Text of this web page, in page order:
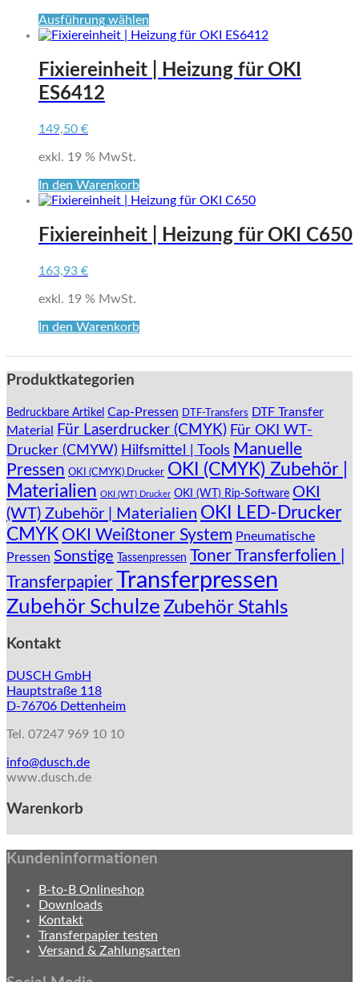
auf
der
Produktseite
gewählt
werden
Ausführung wählen
Produkt
mehrere
Varianten
gewählt
Fixiereinheit | Heizung für OKI
ES6412
149,50 €
exkl. 19 % MwSt.
In den Warenkorb
Fixiereinheit | Heizung für OKI C650
163,93 €
exkl. 19 % MwSt.
In den Warenkorb
Produktkategorien
Bedruckbare Artikel Cap-Pressen DTF-Transfers
DTF Transfer
Material
Für Laserdrucker (CMYK) Für OKI WT-
Drucker (CMYW) Hilfsmittel | Tools Manuelle
Pressen OKI (CMYK) Drucker OKI (CMYK) Zubehör |
Materialien OKI (WT) Drucker OKI (WT) Rip-Software OKI
(WT) Zubehör | Materialien OKI LED-Drucker
CMYK OKI Weißtoner System Pneumatische
Pressen Sonstige Tassenpressen Toner Transferfolien |
TransferpapierTransferpressen
Zubehör Schulze Zubehör Stahls
Kontakt
DUSCH GmbH
Hauptstraße 118
D-76706 Dettenheim
Tel. 07247 969 10 10
info@dusch.de
www.dusch.de
Warenkorb
Kundeninformationen
B-to-B Onlineshop
Downloads
Kontakt
Transferpapier testen
Versand & Zahlungsarten